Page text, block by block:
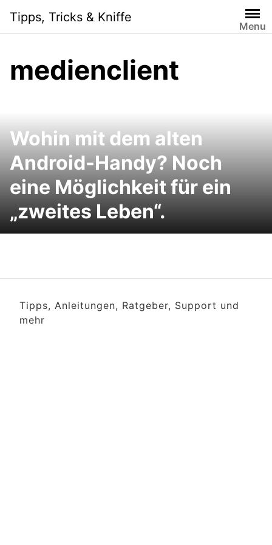
content
Tipps, Tricks & Kniffe
Menu
medienclient
Wohin mit dem alten
Android-Handy? Noch
eine Möglichkeit für ein
„zweites Leben“.
Tipps, Anleitungen, Ratgeber, Support und
mehr